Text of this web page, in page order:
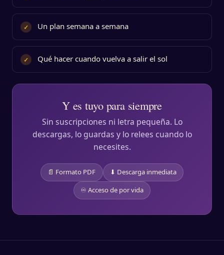
✓ Un plan semana a semana
✓ Qué hacer cuando vuelva a salir el sol
Y es tuyo para siempre
Sin suscripciones ni letra pequeña. Lo
descargas, lo guardas y lo relees cuando lo
necesites.
📄 Formato PDF ⬇ Descarga inmediata
♾ Acceso de por vida